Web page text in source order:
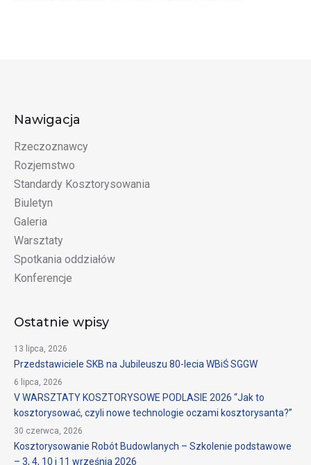
Nawigacja
Rzeczoznawcy
Rozjemstwo
Standardy Kosztorysowania
Biuletyn
Galeria
Warsztaty
Spotkania oddziałów
Konferencje
Ostatnie wpisy
Przedstawiciele SKB na Jubileuszu 80-lecia WBiŚ SGGW
13 lipca, 2026
V WARSZTATY KOSZTORYSOWE PODLASIE 2026 “Jak to
kosztorysować, czyli nowe technologie oczami kosztorysanta?”
6 lipca, 2026
Kosztorysowanie Robót Budowlanych – Szkolenie podstawowe
– 3, 4, 10 i 11 września 2026
30 czerwca, 2026